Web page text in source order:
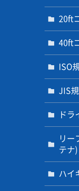
20ft
40ft
ISO
JIS
ドラ
リー
テナ)
ハイ